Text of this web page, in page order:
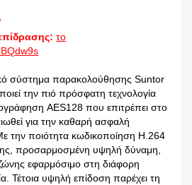
το
σύστημα παρακολούθησης Suntor
την πιό πρόσφατη τεχνολογία
AES128 που επιτρέπει στο
για την καθαρή ασφαλή
την ποιότητα κωδικοποίηση H.264
προσαρμοσμένη υψηλή δύναμη,
εφαρμόσιμο στη διάφορη
Τέτοια υψηλή επίδοση παρέχει τη